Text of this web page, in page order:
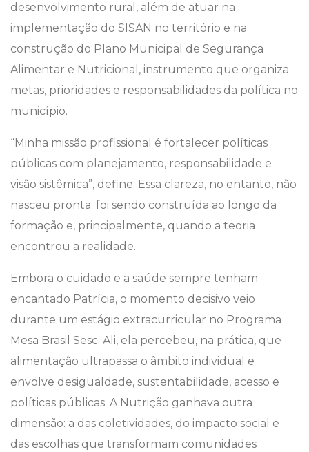
desenvolvimento rural, além de atuar na
implementação do SISAN no território e na
construção do Plano Municipal de Segurança
Alimentar e Nutricional, instrumento que organiza
metas, prioridades e responsabilidades da política no
município.
“Minha missão profissional é fortalecer políticas
públicas com planejamento, responsabilidade e
visão sistêmica”, define. Essa clareza, no entanto, não
nasceu pronta: foi sendo construída ao longo da
formação e, principalmente, quando a teoria
encontrou a realidade.
Embora o cuidado e a saúde sempre tenham
encantado Patrícia, o momento decisivo veio
durante um estágio extracurricular no Programa
Mesa Brasil Sesc. Ali, ela percebeu, na prática, que
alimentação ultrapassa o âmbito individual e
envolve desigualdade, sustentabilidade, acesso e
políticas públicas. A Nutrição ganhava outra
dimensão: a das coletividades, do impacto social e
das escolhas que transformam comunidades